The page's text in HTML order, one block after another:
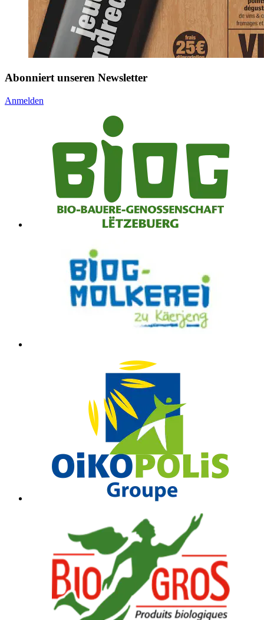
Abonniert unseren Newsletter
Anmelden